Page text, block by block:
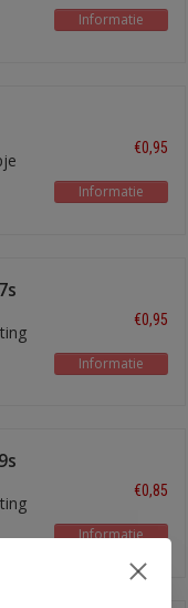
Informatie
€0,95
Informatie
€0,95
Informatie
€0,85
Informatie